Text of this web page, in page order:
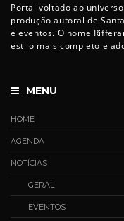
Portal voltado ao
produção autoral de
e eventos. O nome
estilo mais completo e
MENU
HOME
AGENDA
NOTÍCIAS
GERAL
EVENTOS